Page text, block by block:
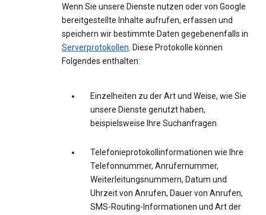
Wenn Sie unsere Dienste nutzen oder von Google
bereitgestellte Inhalte aufrufen, erfassen und
speichern wir bestimmte Daten gegebenenfalls in
Serverprotokollen. Diese Protokolle können
Folgendes enthalten:
Einzelheiten zu der Art und Weise, wie Sie
unsere Dienste genutzt haben,
beispielsweise Ihre Suchanfragen.
Telefonieprotokollinformationen wie Ihre
Telefonnummer, Anrufernummer,
Weiterleitungsnummern, Datum und
Uhrzeit von Anrufen, Dauer von Anrufen,
SMS-Routing-Informationen und Art der